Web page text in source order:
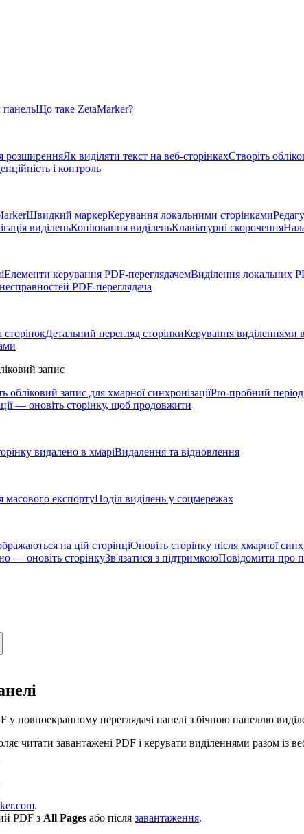
панельЩо таке ZetaMarker?
розширенняЯк виділяти текст на веб-сторінкахСтворіть
і контроль
Швидкий маркерКерування локальними сторінками
виділеньКопіювання виділеньКлавіатурні скорочення
Елементи керування PDF-переглядачемВиділення локальних
PDF-переглядача
сторінокДетальний перегляд сторінкиКерування виділеннями
запис
обліковий запис для хмарної синхронізаціїPro-пробний період
— оновіть сторінку, щоб продовжити
видалено в хмаріВидалення та відновлення
експортуПоділ виділень у соцмережах
на цій сторінціОновіть сторінку після хмарної
— оновіть сторінкуЗв'язатися з підтримкоюПовідомити про
у повноекранному переглядачі панелі з бічною панеллю
читати завантажені PDF і керувати виділеннями разом із
.
PDF з All Pages або після завантаження.